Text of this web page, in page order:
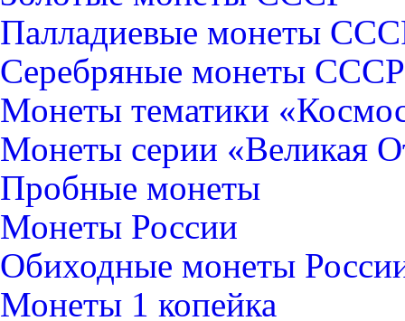
Палладиевые монеты
Серебряные монеты CCCР
Монеты тематики
Монеты серии «Великая
Пробные монеты
Монеты России
Обиходные монеты
Монеты 1 копейка